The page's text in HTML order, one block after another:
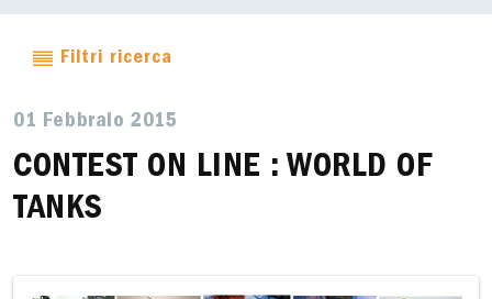
Filtri ricerca
01 Febbraio 2015
CONTEST ON LINE : WORLD OF
TANKS